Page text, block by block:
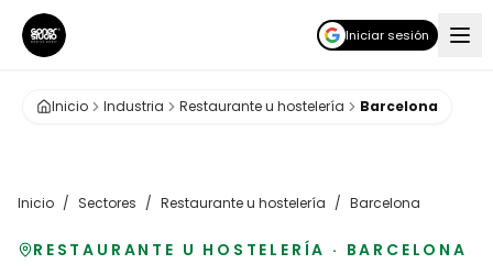
Iniciar sesión
Inicio Industria Restaurante u hostelería Barcelona
Inicio / Sectores / Restaurante u hostelería / Barcelona
RESTAURANTE U HOSTELERÍA · BARCELONA